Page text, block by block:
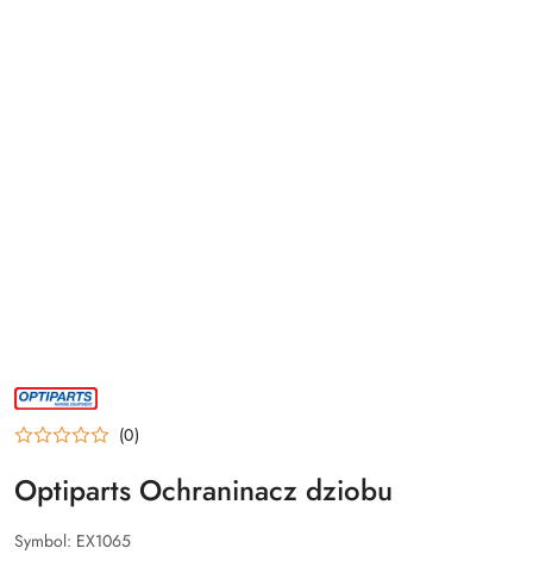
NAZWA
PRODUCENTA:
OPTIPARTS (0)
Optiparts Ochraninacz dziobu
Symbol: EX1065